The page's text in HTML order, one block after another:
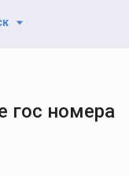
гос номера